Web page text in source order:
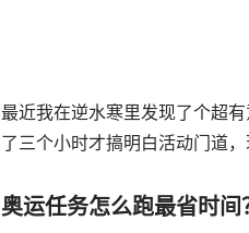
最近我在逆水寒里发现了个超
了三个小时才搞明白活动门道
奥运任务怎么跑最省时间